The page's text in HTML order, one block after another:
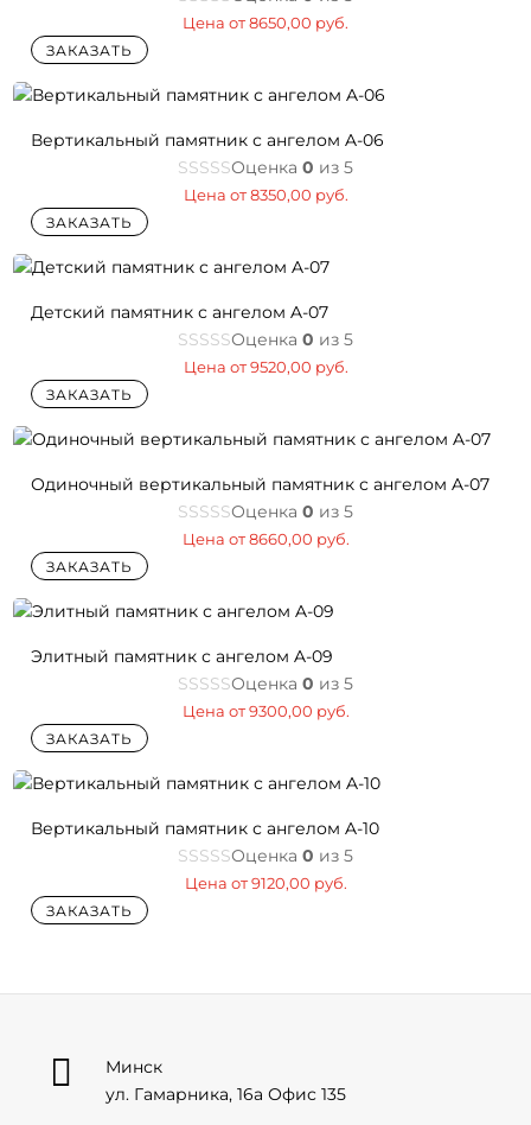
Цена от8650,00 руб.
ЗАКАЗАТЬ
Вертикальный памятник с ангелом A-06
Оценка 0 из 5
Цена от8350,00 руб.
ЗАКАЗАТЬ
Детский памятник с ангелом A-07
Оценка 0 из 5
Цена от9520,00 руб.
ЗАКАЗАТЬ
Одиночный вертикальный памятник с ангелом A-07
Оценка 0 из 5
Цена от8660,00 руб.
ЗАКАЗАТЬ
Элитный памятник с ангелом A-09
Оценка 0 из 5
Цена от9300,00 руб.
ЗАКАЗАТЬ
Вертикальный памятник с ангелом A-10
Оценка 0 из 5
Цена от9120,00 руб.
ЗАКАЗАТЬ

Минск
ул. Гамарника, 16а Офис 135